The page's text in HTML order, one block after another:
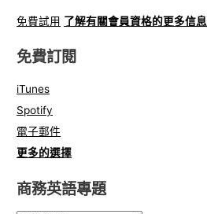
免費試用 了解有關會員資格的更多信息
免費訂閱
iTunes
Spotify
電子郵件
更多的選擇
商務英語專題